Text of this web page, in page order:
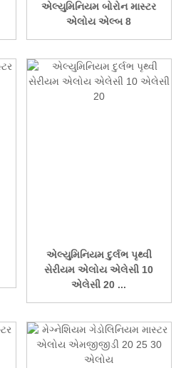
એલ્યુમિનિયમ બોરોન માસ્ટર
એલોય એલ્બ 8
એલ્યુમિનિયમ દુર્લભ પૃથ્વી
સેરીયમ એલોય એલેસી 10
એલેસી 20 ...